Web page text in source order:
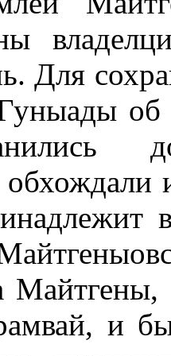
Для
oб
Майтгены,
и